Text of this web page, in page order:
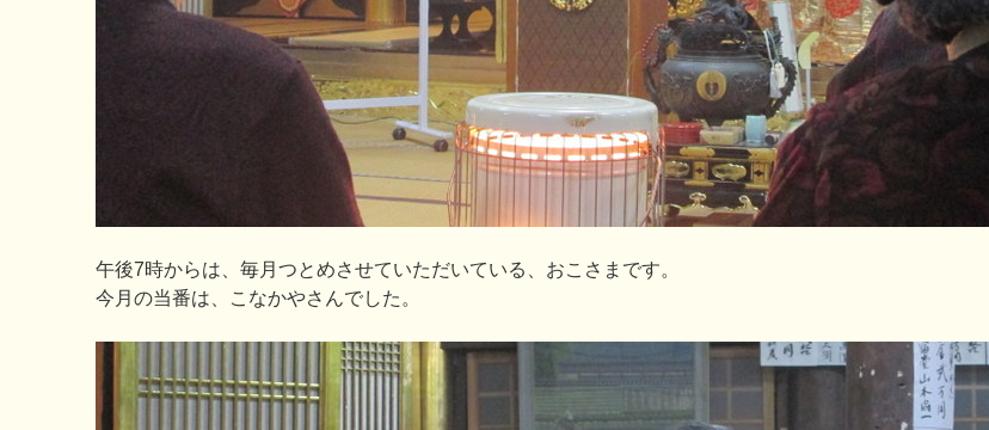
午後7時からは、毎月つとめさせていただいている、おこさまです。
今月の当番は、こなかやさんでした。